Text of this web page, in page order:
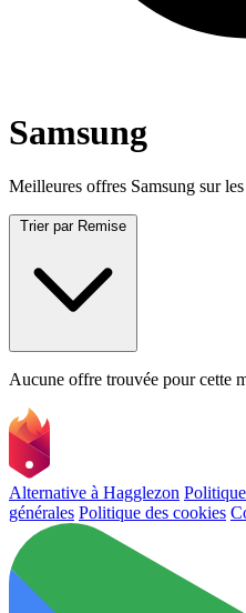
Samsung
Meilleures offres Samsung sur
Trier par Remise
Aucune offre trouvée pour cette
Alternative à Hagglezon
générales Politique des cookies